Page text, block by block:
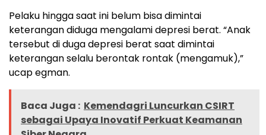
Pelaku hingga saat ini belum bisa dimintai
keterangan diduga mengalami depresi berat. “Anak
tersebut di duga depresi berat saat dimintai
keterangan selalu berontak rontak (mengamuk),”
ucap egman.
Baca Juga : Kemendagri Luncurkan CSIRT
sebagai Upaya Inovatif Perkuat Keamanan